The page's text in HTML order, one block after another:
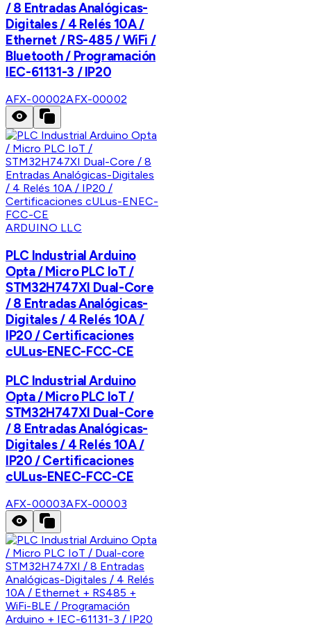
/ 8 Entradas Analógicas-
Digitales / 4 Relés 10A /
Ethernet / RS-485 / WiFi /
Bluetooth / Programación
IEC-61131-3 / IP20
AFX-00002AFX-00002
ARDUINO LLC
PLC Industrial Arduino
Opta / Micro PLC IoT /
STM32H747XI Dual-Core
/ 8 Entradas Analógicas-
Digitales / 4 Relés 10A /
IP20 / Certificaciones
cULus-ENEC-FCC-CE
PLC Industrial Arduino
Opta / Micro PLC IoT /
STM32H747XI Dual-Core
/ 8 Entradas Analógicas-
Digitales / 4 Relés 10A /
IP20 / Certificaciones
cULus-ENEC-FCC-CE
AFX-00003AFX-00003